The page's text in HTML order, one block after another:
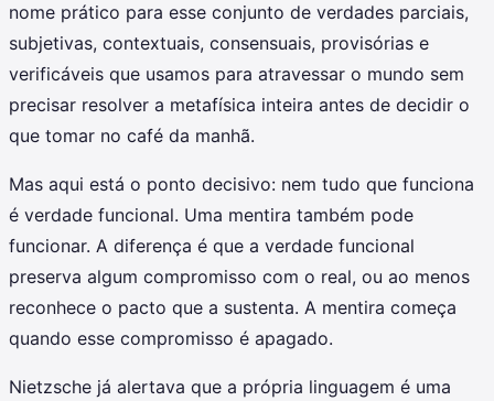
nome prático para esse conjunto de verdades parciais,
subjetivas, contextuais, consensuais, provisórias e
verificáveis que usamos para atravessar o mundo sem
precisar resolver a metafísica inteira antes de decidir o
que tomar no café da manhã.
Mas aqui está o ponto decisivo: nem tudo que funciona
é verdade funcional. Uma mentira também pode
funcionar. A diferença é que a verdade funcional
preserva algum compromisso com o real, ou ao menos
reconhece o pacto que a sustenta. A mentira começa
quando esse compromisso é apagado.
Nietzsche já alertava que a própria linguagem é uma